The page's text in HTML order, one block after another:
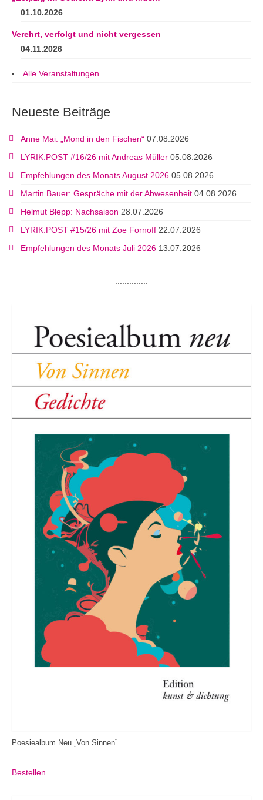
01.10.2026
Verehrt, verfolgt und nicht vergessen
04.11.2026
Alle Veranstaltungen
Neueste Beiträge
Anne Mai: „Mond in den Fischen“ 07.08.2026
LYRIK:POST #16/26 mit Andreas Müller 05.08.2026
Empfehlungen des Monats August 2026 05.08.2026
Martin Bauer: Gespräche mit der Abwesenheit 04.08.2026
Helmut Blepp: Nachsaison 28.07.2026
LYRIK:POST #15/26 mit Zoe Fornoff 22.07.2026
Empfehlungen des Monats Juli 2026 13.07.2026
Poesiealbum Neu „Von Sinnen”
Bestellen